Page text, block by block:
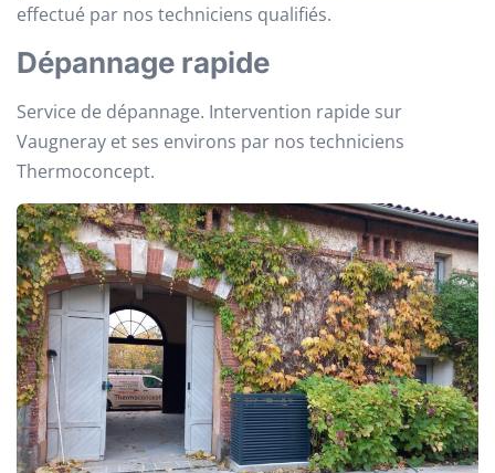
effectué par nos techniciens qualifiés.
Dépannage rapide
Service de dépannage. Intervention rapide sur
Vaugneray et ses environs par nos techniciens
Thermoconcept.